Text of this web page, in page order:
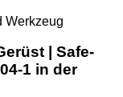
Werkzeug
| Safe-
1 in der